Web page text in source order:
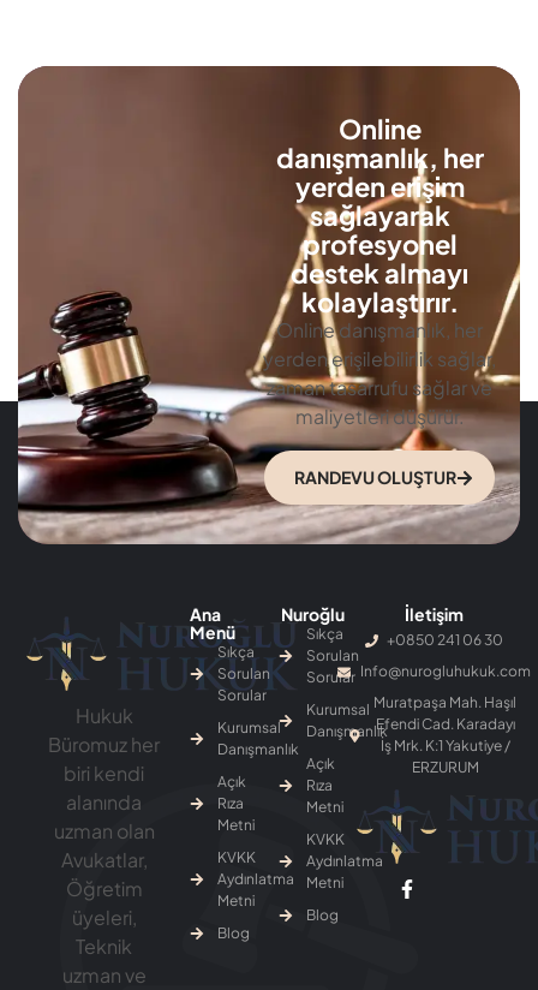
Online
danışmanlık, her
yerden erişim
sağlayarak
profesyonel
destek almayı
kolaylaştırır.
Online danışmanlık, her
yerden erişilebilirlik sağlar,
zaman tasarrufu sağlar ve
maliyetleri düşürür.
RANDEVU OLUŞTUR
Hukuk
Büromuz her
biri kendi
alanında
uzman olan
Avukatlar,
Öğretim
üyeleri,
Teknik
uzman ve
Ana
Menü
Sıkça
Sorulan
Sorular
Kurumsal
Danışmanlık
Açık
Rıza
Metni
KVKK
Aydınlatma
Metni
Blog
Nuroğlu
Sıkça
Sorulan
Sorular
Kurumsal
Danışmanlık
Açık
Rıza
Metni
KVKK
Aydınlatma
Metni
Blog
İletişim
+0850 241 06 30
Info@nurogluhukuk.com
Muratpaşa Mah. Haşıl
Efendi Cad. Karadayı
İş Mrk. K:1 Yakutiye /
ERZURUM